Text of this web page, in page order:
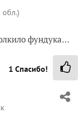
белка их
кедровые
мульчу))
у нас на
семечки в
180р. за кг.